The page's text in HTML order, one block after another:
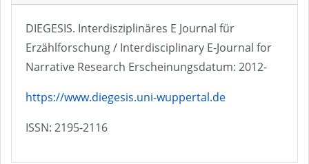
DIEGESIS. Interdisziplinäres E Journal für
Erzählforschung / Interdisciplinary E-Journal for
Narrative Research Erscheinungsdatum: 2012-
https://www.diegesis.uni-wuppertal.de
ISSN: 2195-2116